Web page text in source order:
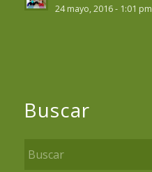
24 mayo, 2016 - 1:01 pm
Buscar